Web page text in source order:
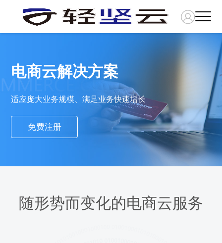
电商云解决方案
适应庞大业务规模、满足业务快速增长
免费注册
随形势而变化的电商云服务